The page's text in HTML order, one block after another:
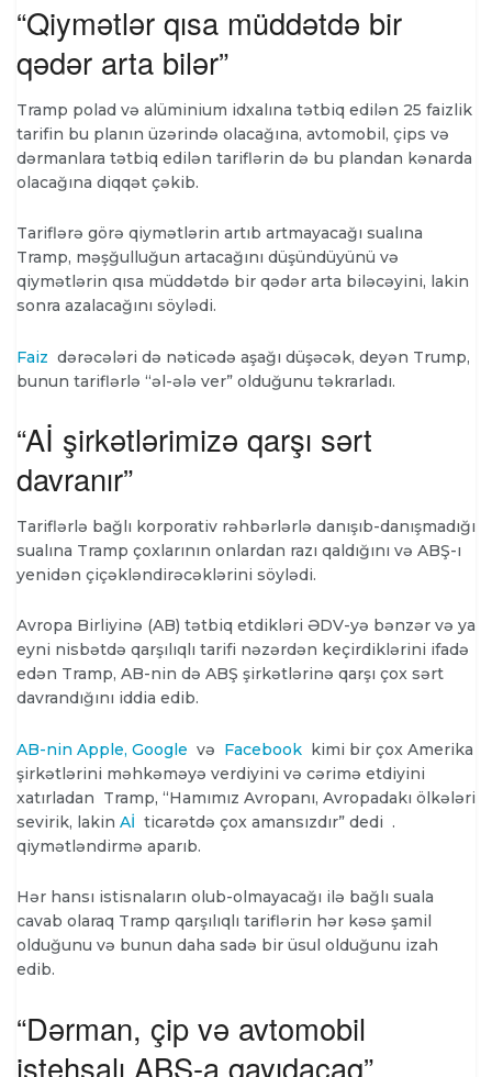
“Qiymətlər qısa müddətdə bir
qədər arta bilər”
Tramp polad və alüminium idxalına tətbiq edilən 25 faizlik
tarifin bu planın üzərində olacağına, avtomobil, çips və
dərmanlara tətbiq edilən tariflərin də bu plandan kənarda
olacağına diqqət çəkib.
Tariflərə görə qiymətlərin artıb artmayacağı sualına
Tramp, məşğulluğun artacağını düşündüyünü və
qiymətlərin qısa müddətdə bir qədər arta biləcəyini, lakin
sonra azalacağını söylədi.
Faiz dərəcələri də nəticədə aşağı düşəcək, deyən Trump,
bunun tariflərlə “əl-ələ ver” olduğunu təkrarladı.
“Aİ şirkətlərimizə qarşı sərt
davranır”
Tariflərlə bağlı korporativ rəhbərlərlə danışıb-danışmadığı
sualına Tramp çoxlarının onlardan razı qaldığını və ABŞ-ı
yenidən çiçəkləndirəcəklərini söylədi.
Avropa Birliyinə (AB) tətbiq etdikləri ƏDV-yə bənzər və ya
eyni nisbətdə qarşılıqlı tarifi nəzərdən keçirdiklərini ifadə
edən Tramp, AB-nin də ABŞ şirkətlərinə qarşı çox sərt
davrandığını iddia edib.
AB-nin Apple, Google və Facebook kimi bir çox Amerika
şirkətlərini məhkəməyə verdiyini və cərimə etdiyini
xatırladan Tramp, “Hamımız Avropanı, Avropadakı ölkələri
sevirik, lakin Aİ ticarətdə çox amansızdır” dedi .
qiymətləndirmə aparıb.
Hər hansı istisnaların olub-olmayacağı ilə bağlı suala
cavab olaraq Tramp qarşılıqlı tariflərin hər kəsə şamil
olduğunu və bunun daha sadə bir üsul olduğunu izah
edib.
“Dərman, çip və avtomobil
istehsalı ABŞ-a qayıdacaq”